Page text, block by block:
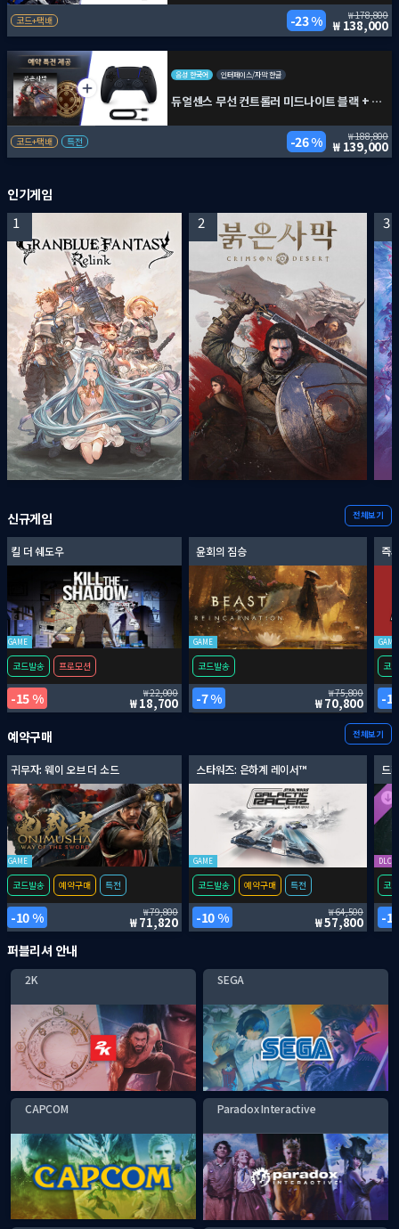
코드+택배 23 % 178,800
138,000
음성 한국어 인터페이스/자막 한글
듀얼센스 무선 컨트롤러 미드나이트 블랙 + PC용 USB 케이블 + 붉은사막
코드+택배 특전 26 % 188,800
139,000
인기게임
1 2 3
신규게임 전체보기
킬 더 쉐도우
GAME
코드발송 프로모션
15 % 22,000
18,700
윤회의 짐승
GAME
코드발송
7 % 75,800
70,800
즉
GAME
코
예약구매 전체보기
귀무자: 웨이 오브 더 소드
GAME
코드발송 예약구매 특전
10 % 79,800
71,820
스타워즈: 은하계 레이서™
GAME
코드발송 예약구매 특전
10 % 64,500
57,800
드
DLC
코
퍼블리셔 안내
2K SEGA
CAPCOM Paradox Interactive